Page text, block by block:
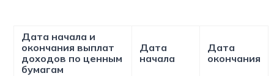
Дата начала и
окончания выплат
доходов по ценным
бумагам
Дата
начала
Дата
окончания